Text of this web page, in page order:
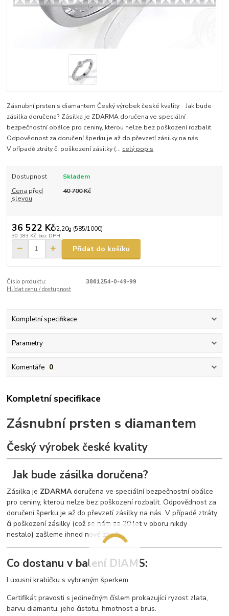
Zásnubní prsten s diamantem Český výrobek české kvality Jak bude
zásilka doručena? Zásilka je ZDARMA doručena ve speciální
bezpečnostní obálce pro ceniny, kterou nelze bez poškození rozbalit.
Odpovědnost za doručení šperku je až do převzetí zásilky na nás.
V případě ztráty či poškození zásilky (... celý popis
Dostupnost
Skladem
Cena před
slevou
40 700 Kč
36 522 Kč/2,20g (585/1000)
30 183 Kč bez DPH
Přidat do košíku
Číslo produktu:
3861254-0-49-99
Hlídat cenu / dostupnost
Kompletní specifikace
Parametry
Komentáře 0
Kompletní specifikace
Zásnubní prsten s diamantem
Český výrobek české kvality
Jak bude zásilka doručena?
Zásilka je ZDARMAdoručena ve speciální bezpečnostní obálce
pro ceniny, kterou nelze bez poškození rozbalit. Odpovědnost za
doručení šperku je až do převzetí zásilky na nás. V případě ztráty
či poškození zásilky (což se nám za 20 let v oboru nikdy
nestalo) zašleme ihned nové zboží.
Co dostanu v balení DIAMS:
Luxusní krabičku s vybraným šperkem.
Certifikát pravosti s jedinečným číslem prokazující ryzost zlata,
barvu diamantu, jeho čistotu, hmotnost a brus.